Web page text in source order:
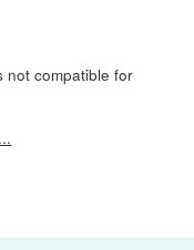
not compatible for